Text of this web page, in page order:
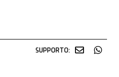
SUPPORTO: